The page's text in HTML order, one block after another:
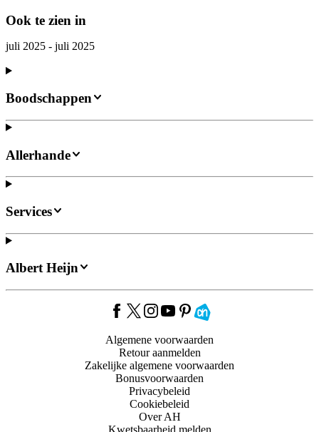
Ook te zien in
juli 2025 - juli 2025
Boodschappen
Allerhande
Services
Albert Heijn
Algemene voorwaarden
Retour aanmelden
Zakelijke algemene voorwaarden
Bonusvoorwaarden
Privacybeleid
Cookiebeleid
Over AH